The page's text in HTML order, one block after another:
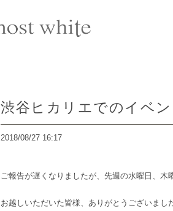
渋谷ヒカリエでのイベン
2018/08/27 16:17
ご報告が遅くなりましたが、先週の水曜日、木
お越しいただいた皆様、ありがとうございまし